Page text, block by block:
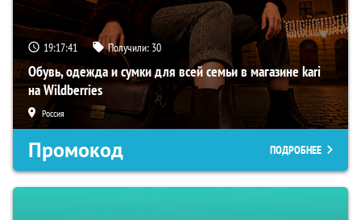
19:17:41 Получили: 30
Обувь, одежда и сумки для всей семьи в магазине kari
на Wildberries
Россия
Промокод ПОДРОБНЕЕ